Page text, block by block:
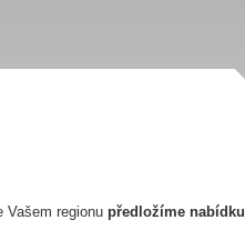
regionu předložíme nabídku